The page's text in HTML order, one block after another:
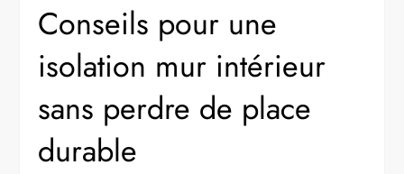
Conseils pour une
isolation mur intérieur
sans perdre de place
durable